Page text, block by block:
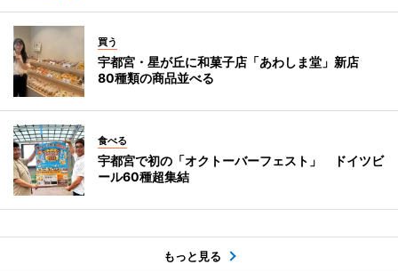
買う
宇都宮・星が丘に和菓子店「あわしま堂」新店
80種類の商品並べる
食べる
宇都宮で初の「オクトーバーフェスト」 ドイツビ
ール60種超集結
もっと見る